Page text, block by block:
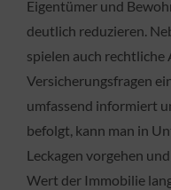
Eigentümer und
deutlich reduzieren.
spielen auch rechtliche
Versicherungsfragen
umfassend informiert
befolgt, kann man in
Leckagen vorgehen
Wert der Immobilie